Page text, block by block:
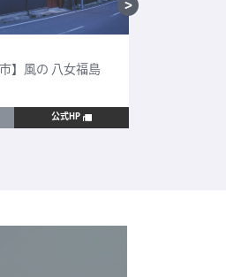
】風の 八女福島
公式HP